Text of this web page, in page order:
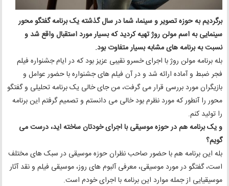
برگردیم به حوزه تصویر و سینما، شما در سال گذشته یک برنامه گفتگو محور
سینمایی به اسم مولن روژ تهیه کردید که بسیار مورد استقبال واقع شد و
نسبت به برنامه های مشابه بسیار متفاوت بود.
بله برنامه مولن روژ با اجرای خسرو نقیبی عزیز بود که در ایام جشنواره فیلم
فجر ضبط و آماده ارائه شد و در آن فیلم های جشنواره با حضور عوامل و
بازیگران مورد بررسی قرار می گرفت، من جای خالی یک برنامه تحلیلی و گفتگو
محور را آنطور که مورد نظرم بود خالی می دانستم و تصمیم گرفتم این برنامه
را تولید کنم.
و یک برنامه هم در حوزه موسیقی با اجرای خودتان ساخته اید، درست می
گویم؟
بله این برنامه هم با حضور صاحب نظران حوزه موسیقی در سبک های مختلف
است، گفتگو در مورد موسیقی، معرفی آلبوم های روز، موسیقی فیلم و نقد آثار
موسیقیایی از جمله موارد این برنامه با اجرای خودم است.